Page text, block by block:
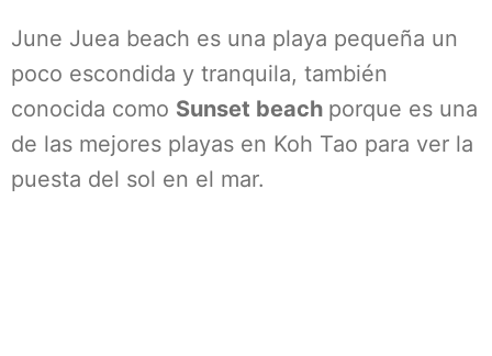
June Juea beach es una playa pequeña un
poco escondida y tranquila, también
conocida como Sunset beach porque es una
de las mejores playas en Koh Tao para ver la
puesta del sol en el mar.